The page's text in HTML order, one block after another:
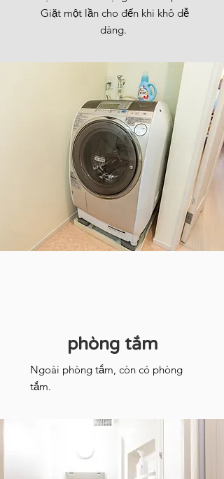
Giặt một lần cho đến khi khô dễ
dàng.
phòng tắm
Ngoài phòng tắm, còn có phòng
tắm.